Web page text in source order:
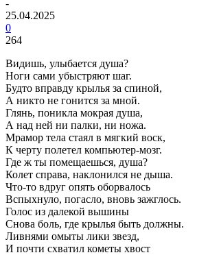
-
25.04.2025
0
264
Видишь, улыбается душа?
Ноги сами убыстряют шаг.
Будто вправду крылья за спиной,
А никто не гонится за мной.
Глянь, поникла мокрая душа,
А над ней ни палки, ни ножа.
Мрамор тела стаял в мягкий воск,
К черту полетел компьютер-мозг.
Где ж ты помещаешься, душа?
Колет справа, наклонился не дыша.
Что-то вдруг опять оборвалось
Вспыхнуло, погасло, вновь зажглось.
Голос из далекой вышины
Снова боль, где крылья быть должны.
Ливнями омыты лики звезд,
И почти схватил кометы хвост